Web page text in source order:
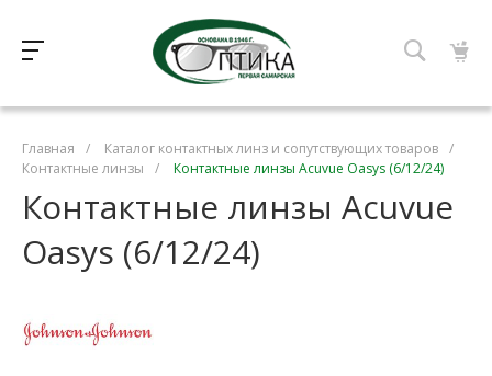
Главная / Каталог контактных линз и сопутствующих товаров /
Контактные линзы
/ Контактные линзы Acuvue Oasys (6/12/24)
Контактные линзы Acuvue
Oasys (6/12/24)